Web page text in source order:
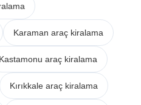
Karaman araç kiralama
Kastamonu araç kiralama
Kırıkkale araç kiralama